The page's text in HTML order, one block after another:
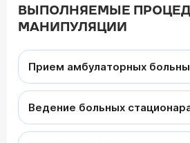
ВЫПОЛНЯЕМЫЕ
МАНИПУЛЯЦИИ
Прием амбулаторных
Ведение больных